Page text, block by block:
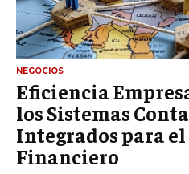
NEGOCIOS
Eficiencia
los Sistemas
Integrados para
Financiero